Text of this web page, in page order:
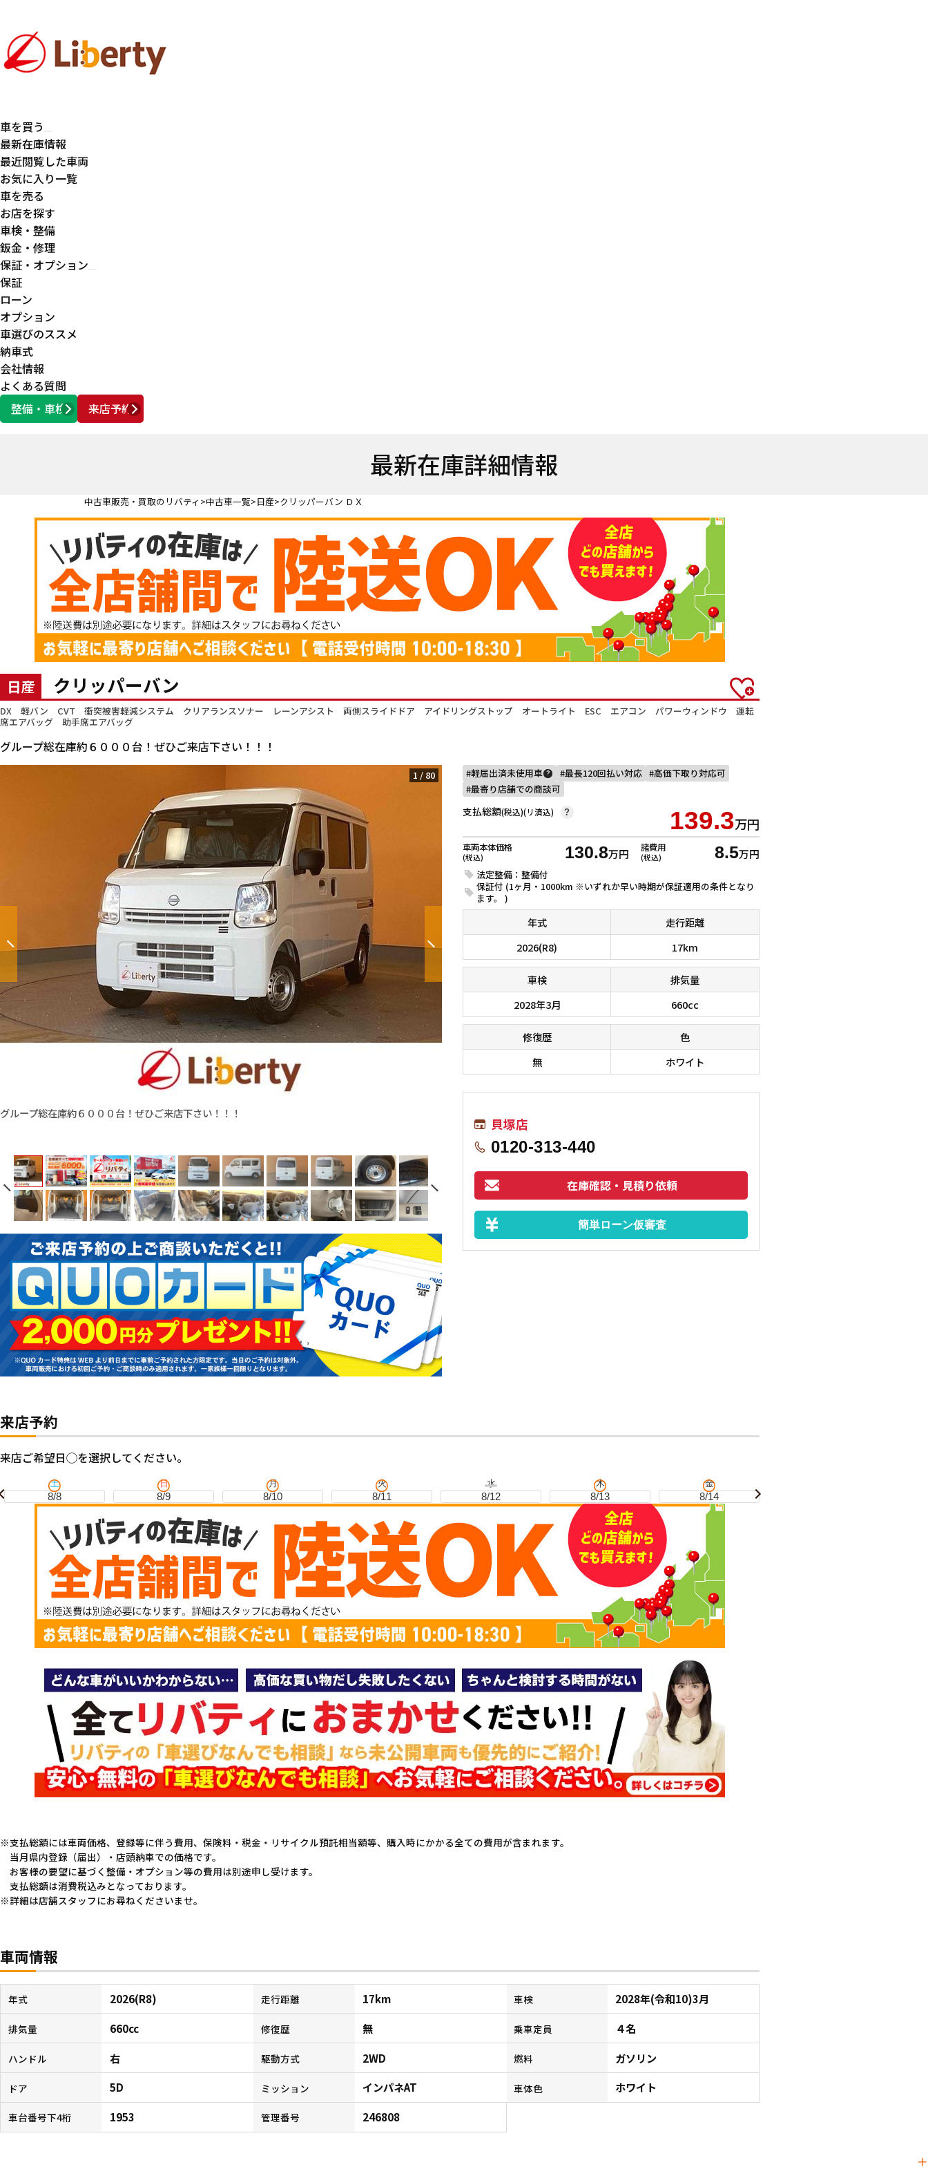
車を買う
最新在庫情報
最近閲覧した車両
お気に入り一覧
車を売る
お店を探す
車検・整備
鈑金・修理
保証・オプション
保証
ローン
オプション
車選びのススメ
納車式
会社情報
よくある質問
整備・車検
来店予約
営業時間 AM10:00 ～ PM6:00
最新在庫詳細情報
中古車販売・買取のリバティ 中古車一覧 日産 クリッパーバン ＤＸ
日産 クリッパーバン
DX 軽バン CVT 衝突被害軽減システム クリアランスソナー レーンアシスト 両側スライドドア アイドリングストップ オートライト ESC エアコン パワーウィンドウ 運転
席エアバッグ 助手席エアバッグ
グループ総在庫約６０００台！ぜひご来店下さい！！！
グループ総在庫約６０００台！ぜひご来店下さい！！！
す！！ 在庫に無いお車もお探ししますのでご相談下さいませ。 ■□■□■
1 / 80 軽届出済未使用車 ? 最長120回払い対応
高価下取り対応可
最寄り店舗での商談可
支払総額(税込)(リ済込) 139.3万円
?
車両本体価格
(税込) 130.8万円 諸費用
(税込) 8.5万円
法定整備：整備付
保証付 (1ヶ月・1000km ※いずれか早い時期が保証適用の条件となり
ます。 )
年式
2026(R8)
走行距離
17km
車検
2028年3月
排気量
660cc
修復歴
無
色
ホワイト
貝塚店
0120-313-440
在庫確認・見積り依頼
簡単ローン仮審査
来店予約
来店ご希望日◯を選択してください。
土
8/8
日
8/9
月
8/10
火
8/11
水
8/12
木
8/13
金
8/14
支払総額には車両価格、登録等に伴う費用、保険料・税金・リサイクル預託相当額等、購入時にかかる全ての費用が含まれます。
当月県内登録（届出）・店頭納車での価格です。
お客様の要望に基づく整備・オプション等の費用は別途申し受けます。
支払総額は消費税込みとなっております。
詳細は店舗スタッフにお尋ねくださいませ。
車両情報
年式 2026(R8) 走行距離 17km 車検 2028年(令和10)3月
排気量 660cc 修復歴 無 乗車定員 ４名
ハンドル 右 駆動方式 2WD 燃料 ガソリン
ドア 5D ミッション インパネAT 車体色 ホワイト
車台番号下4桁 1953 管理番号 246808